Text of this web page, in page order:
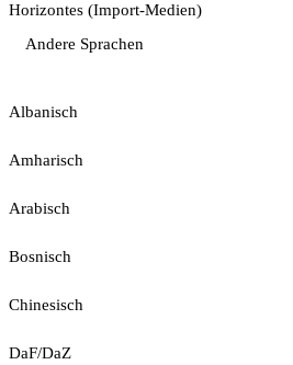
Horizontes (Import-Medien)
Andere Sprachen
Albanisch
Amharisch
Arabisch
Bosnisch
Chinesisch
DaF/DaZ